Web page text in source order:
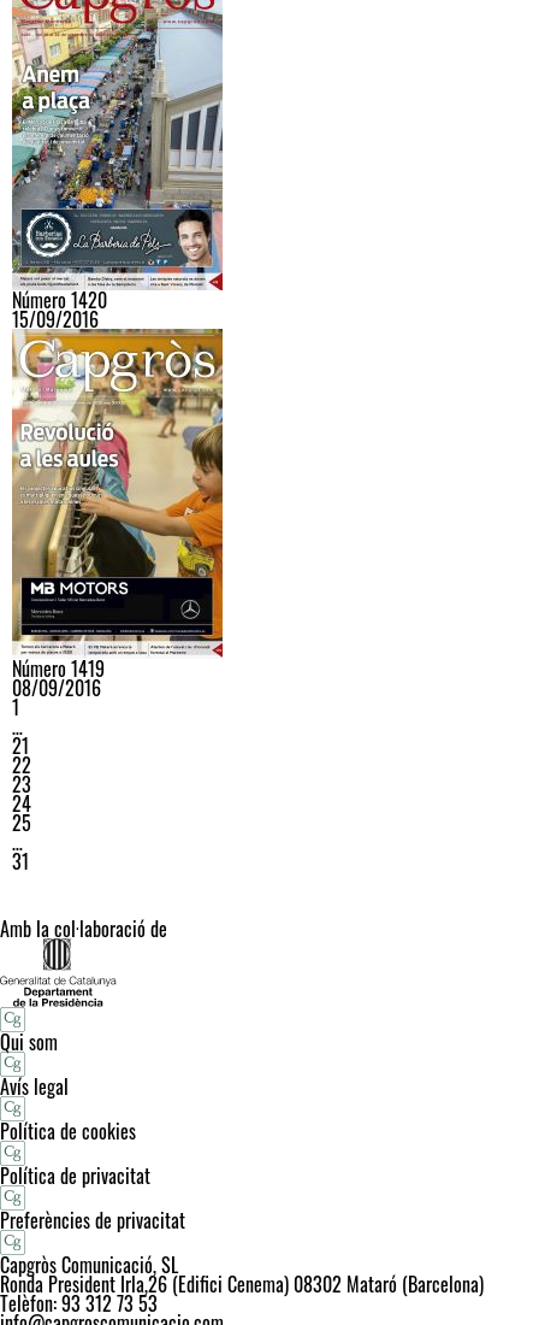
Número 1420
15/09/2016
Número 1419
08/09/2016
1
…
21
22
23
24
25
…
31
Amb la col·laboració de
Qui som
Avís legal
Política de cookies
Política de privacitat
Preferències de privacitat
Capgròs Comunicació, SL
Ronda President Irla,26 (Edifici Cenema) 08302 Mataró (Barcelona)
Telèfon: 93 312 73 53